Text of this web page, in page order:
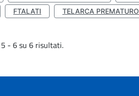
FTALATI TELARCA PREMATURO
- 6 su 6 risultati.